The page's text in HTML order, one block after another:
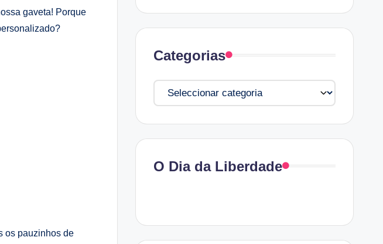
gaveta! Porque
os pauzinhos de
Categorias
Categorias
O Dia da Liberdade